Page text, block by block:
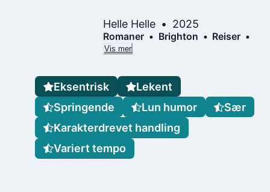
Helle Helle 2025
Romaner Brighton Reiser
Vis mer
Eksentrisk
Lekent
Springende
Lun humor
Sær
Karakterdrevet handling
Variert tempo